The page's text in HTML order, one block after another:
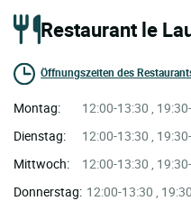
Restaurant le
Öffnungszeiten des
Montag:
12:00-13:30 ,
Dienstag:
12:00-13:30 ,
Mittwoch:
12:00-13:30 ,
Donnerstag: 12:00-13:30 ,